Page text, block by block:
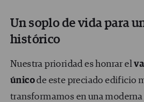
Un soplo de vida para
histórico
Nuestra prioridad es honrar el
únicode este preciado edificio
transformamos en una